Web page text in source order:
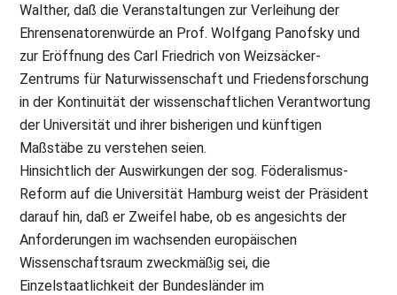
Walther, daß die Veranstaltungen zur Verleihung der
Ehrensenatorenwürde an Prof. Wolfgang Panofsky und
zur Eröffnung des Carl Friedrich von Weizsäcker-
Zentrums für Naturwissenschaft und Friedensforschung
in der Kontinuität der wissenschaftlichen Verantwortung
der Universität und ihrer bisherigen und künftigen
Maßstäbe zu verstehen seien.
Hinsichtlich der Auswirkungen der sog. Föderalismus-
Reform auf die Universität Hamburg weist der Präsident
darauf hin, daß er Zweifel habe, ob es angesichts der
Anforderungen im wachsenden europäischen
Wissenschaftsraum zweckmäßig sei, die
Einzelstaatlichkeit der Bundesländer im